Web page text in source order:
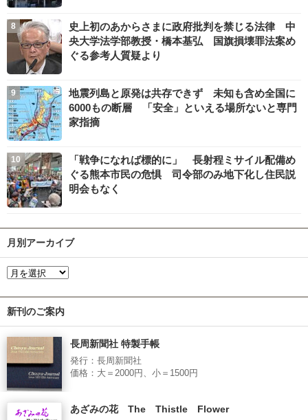
史上初のあからさまに政府批判を禁じる法律 中
央大学法学部教授・橋本基弘 国旗損壊罪法案め
ぐる参考人質疑より
地震列島と原発は共存できず 未知も含め全国に
6000もの断層 「安全」といえる場所ないと専門
家指摘
「戦争になれば標的に」 長射程ミサイル配備め
ぐる熊本市民の危惧 司令部のみ地下化し住民説
明会もなく
月別アーカイブ
新刊のご案内
長周新聞社 特製手帳
発行：長周新聞社
価格：大＝2000円、小＝1500円
あざみの花 The Thistle Flower